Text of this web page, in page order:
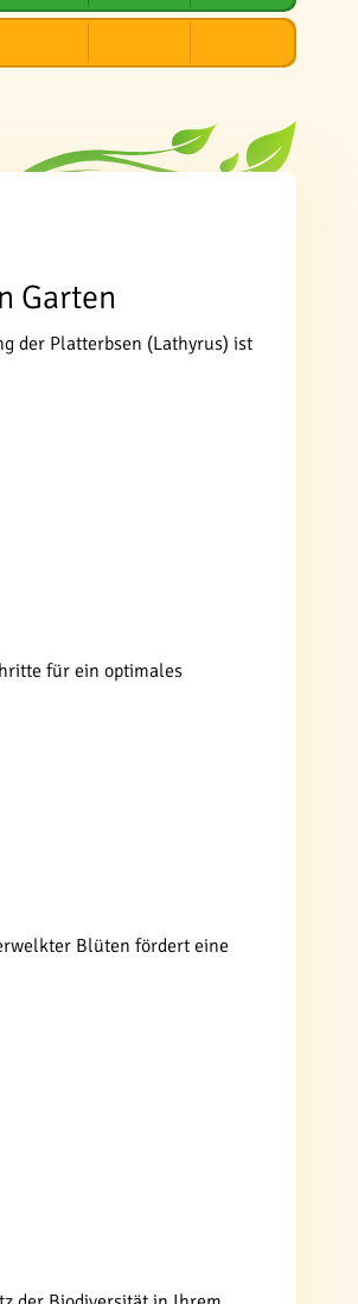
Garten
der Platterbsen (Lathyrus) ist
für ein optimales
Blüten fördert eine